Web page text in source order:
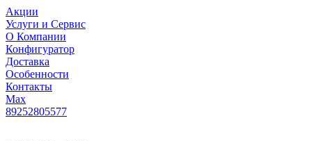
Акции
Услуги и Сервис
О Компании
Конфигуратор
Доставка
Особенности
Контакты
Max
89252805577